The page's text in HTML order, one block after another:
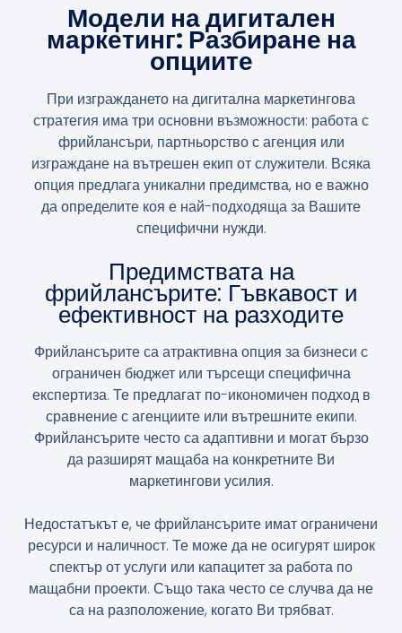
Модели на дигитален
маркетинг: Разбиране на
опциите
При изграждането на дигитална маркетингова
стратегия има три основни възможности: работа с
фрийлансъри, партньорство с агенция или
изграждане на вътрешен екип от служители. Всяка
опция предлага уникални предимства, но е важно
да определите коя е най-подходяща за Вашите
специфични нужди.
Предимствата на
фрийлансърите: Гъвкавост и
ефективност на разходите
Фрийлансърите са атрактивна опция за бизнеси с
ограничен бюджет или търсещи специфична
експертиза. Те предлагат по-икономичен подход в
сравнение с агенциите или вътрешните екипи.
Фрийлансърите често са адаптивни и могат бързо
да разширят мащаба на конкретните Ви
маркетингови усилия.
Недостатъкът е, че фрийлансърите имат ограничени
ресурси и наличност. Те може да не осигурят широк
спектър от услуги или капацитет за работа по
мащабни проекти. Също така често се случва да не
са на разположение, когато Ви трябват.